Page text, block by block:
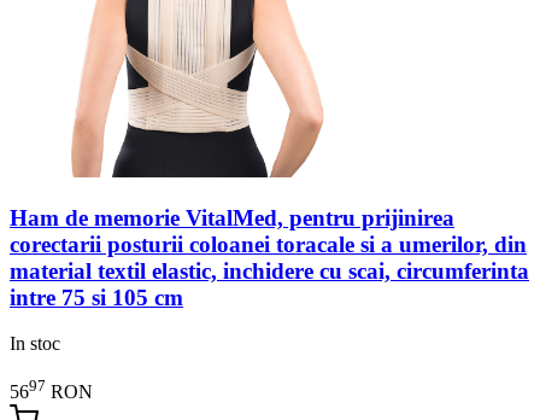
Ham de memorie VitalMed, pentru prijinirea
corectarii posturii coloanei toracale si a umerilor, din
material textil elastic, inchidere cu scai, circumferinta
intre 75 si 105 cm
In stoc
5697 RON